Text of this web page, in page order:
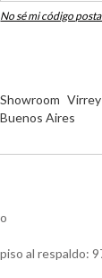
No sé mi código
Showroom
Buenos Aires
al respaldo: